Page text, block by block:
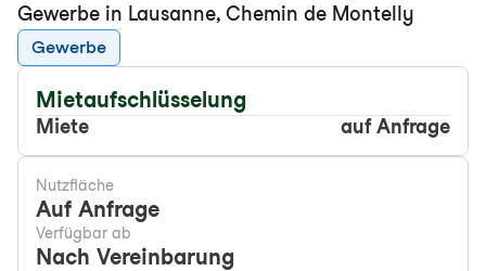
Gewerbe in Lausanne, Chemin de Montelly
Gewerbe
Mietaufschlüsselung
Miete auf Anfrage
Nutzfläche
Auf Anfrage
Verfügbar ab
Nach Vereinbarung